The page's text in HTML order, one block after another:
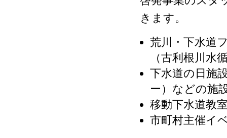
きます。
荒川・下水道
（古利根川水
下水道の日施
ー）などの施
移動下水道教
市町村主催イ